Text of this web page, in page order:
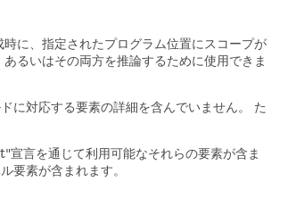
時に、指定されたプログラム位置にスコープが
るいはその両方を推論するために使用できま
に対応する要素の詳細を含んでいません。
た
言を通じて利用可能なそれらの要素が含ま
要素が含まれます。